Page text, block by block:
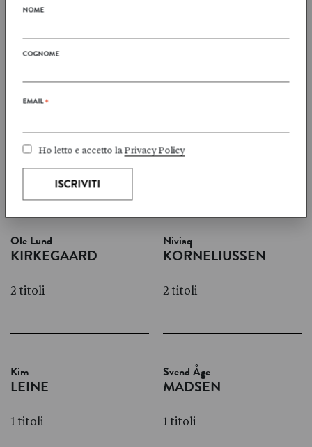
1 titoli
Ole Lund
KIRKEGAARD
2 titoli
Niviaq
KORNELIUSSEN
2 titoli
Kim
LEINE
1 titoli
Svend Åge
MADSEN
1 titoli
NOME
COGNOME
EMAIL*
Ho letto e accetto laPrivacy Policy